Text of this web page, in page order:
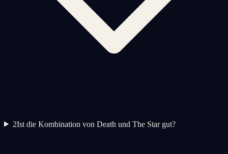
2Ist die Kombination von Death und The Star gut?